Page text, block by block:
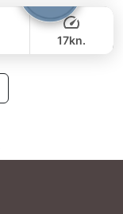
117,000 THB
78,900 THB
17kn.